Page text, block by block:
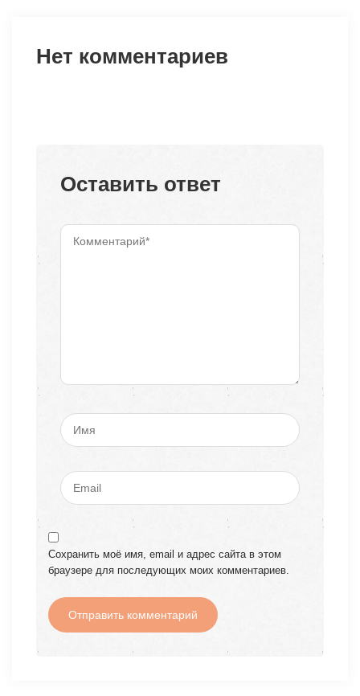
Нет комментариев
Оставить ответ
Сохранить моё имя, email и адрес сайта в этом
браузере для последующих моих комментариев.